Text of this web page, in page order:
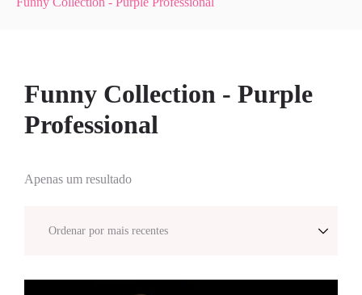
Funny Collection - Purple
Professional
Apenas um resultado